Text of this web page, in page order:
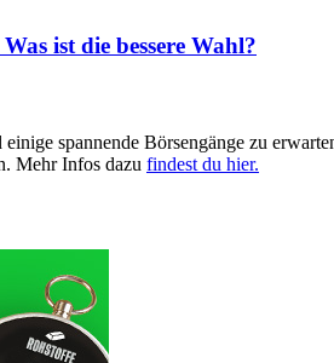
ist die bessere Wahl?
spannende Börsengänge zu
Mehr Infos dazu findest du hier.